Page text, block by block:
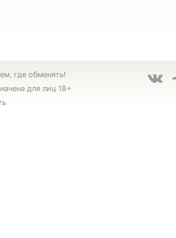
где обменять!
для лиц 18+